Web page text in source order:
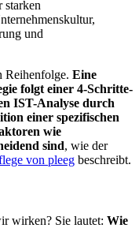
Reihenfolge. Eine
folgt einer 4-Schritte-
IST-Analyse durch
einer spezifischen
wie
sind, wie der
von pleeg beschreibt.
wirken? Sie lautet: Wie